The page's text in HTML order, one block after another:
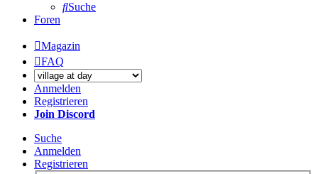
Suche
Foren
Magazin
FAQ
Anmelden
Registrieren
Join Discord
Suche
Anmelden
Registrieren